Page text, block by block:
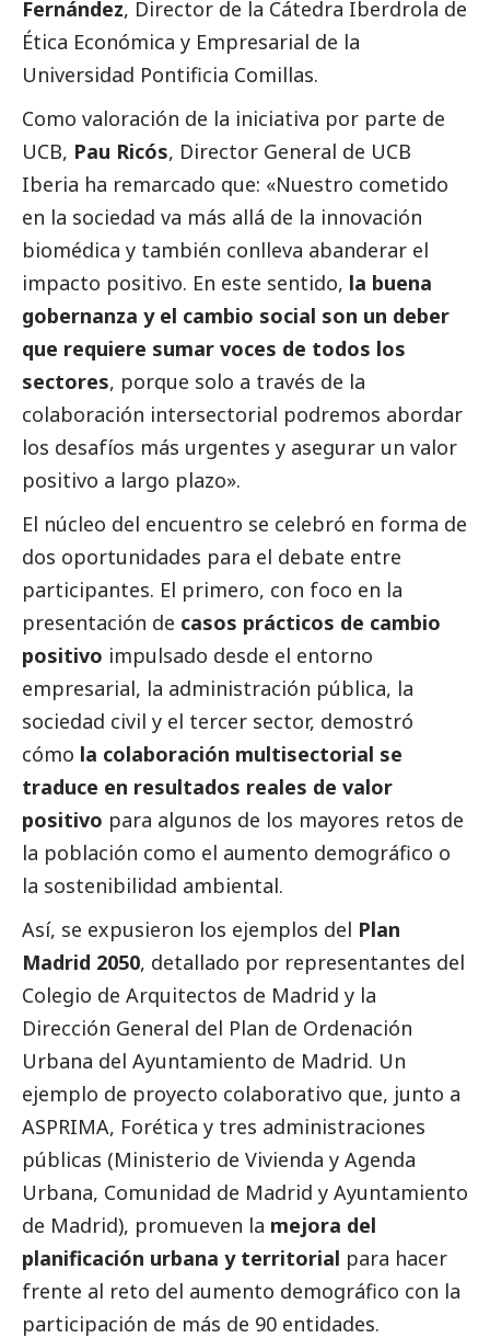
Fernández, Director de la Cátedra Iberdrola de
Ética Económica y Empresarial de la
Universidad Pontificia Comillas.
Como valoración de la iniciativa por parte de
UCB, Pau Ricós, Director General de UCB
Iberia ha remarcado que: «Nuestro cometido
en la sociedad va más allá de la innovación
biomédica y también conlleva abanderar el
impacto positivo. En este sentido, la buena
gobernanza y el cambio social son un deber
que requiere sumar voces de todos los
sectores, porque solo a través de la
colaboración intersectorial podremos abordar
los desafíos más urgentes y asegurar un valor
positivo a largo plazo».
El núcleo del encuentro se celebró en forma de
dos oportunidades para el debate entre
participantes. El primero, con foco en la
presentación de casos prácticos de cambio
positivo impulsado desde el entorno
empresarial, la administración pública, la
sociedad civil y el tercer sector, demostró
cómo la colaboración multisectorial se
traduce en resultados reales de valor
positivo para algunos de los mayores retos de
la población como el aumento demográfico o
la sostenibilidad ambiental.
Así, se expusieron los ejemplos del Plan
Madrid 2050, detallado por representantes del
Colegio de Arquitectos de Madrid y la
Dirección General del Plan de Ordenación
Urbana del Ayuntamiento de Madrid. Un
ejemplo de proyecto colaborativo que, junto a
ASPRIMA, Forética y tres administraciones
públicas (Ministerio de Vivienda y Agenda
Urbana, Comunidad de Madrid y Ayuntamiento
de Madrid), promueven la mejora del
planificación urbana y territorial para hacer
frente al reto del aumento demográfico con la
participación de más de 90 entidades.